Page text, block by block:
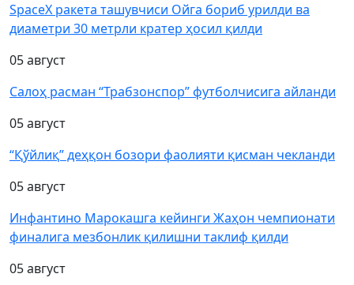
SpaceX ракета ташувчиси Ойга бориб урилди ва
диаметри 30 метрли кратер ҳосил қилди
05 август
Салоҳ расман “Трабзонспор” футболчисига айланди
05 август
“Қўйлиқ” деҳқон бозори фаолияти қисман чекланди
05 август
Инфантино Марокашга кейинги Жаҳон чемпионати
финалига мезбонлик қилишни таклиф қилди
05 август